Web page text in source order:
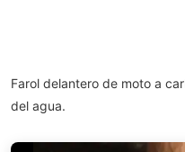
Farol delantero de moto a
del agua.